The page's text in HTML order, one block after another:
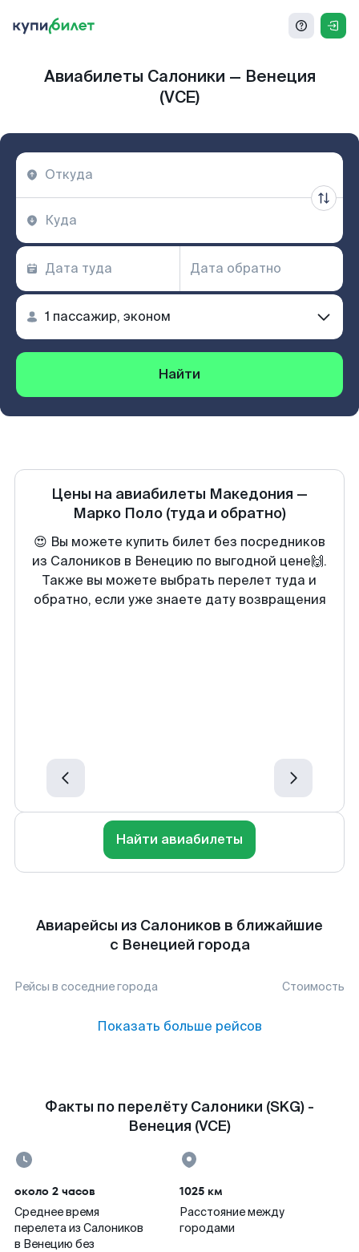
Авиабилеты Салоники — Венеция
(VCE)
Найти
Цены на авиабилеты Македония —
Марко Поло (туда и обратно)
😍 Вы можете купить билет без посредников
из Салоников в Венецию по выгодной цене🙌.
Также вы можете выбрать перелет туда и
обратно, если уже знаете дату возвращения
Найти авиабилеты
Авиарейсы из Салоников в ближайшие
с Венецией города
Рейсы в соседние города Стоимость
Показать больше рейсов
Факты по перелёту Салоники (SKG) -
Венеция (VCE)
около 2 часов
Среднее время
перелета из Салоников
в Венецию без
1025 км
Расстояние между
городами